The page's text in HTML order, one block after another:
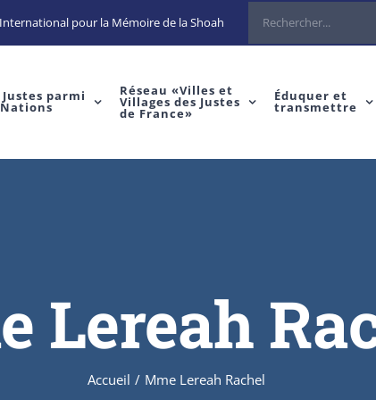
pour la Mémoire de la Shoah Rechercher
Justes parmi Réseau «Villes et
Villages des Justes
de France»
Éduquer et
transmettre
Lereah
Accueil / Mme Lereah Rachel